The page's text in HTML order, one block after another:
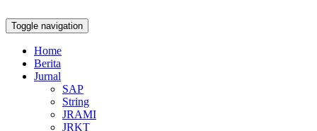
Toggle navigation
Home
Berita
Jurnal
SAP
String
JRAMI
JRKT